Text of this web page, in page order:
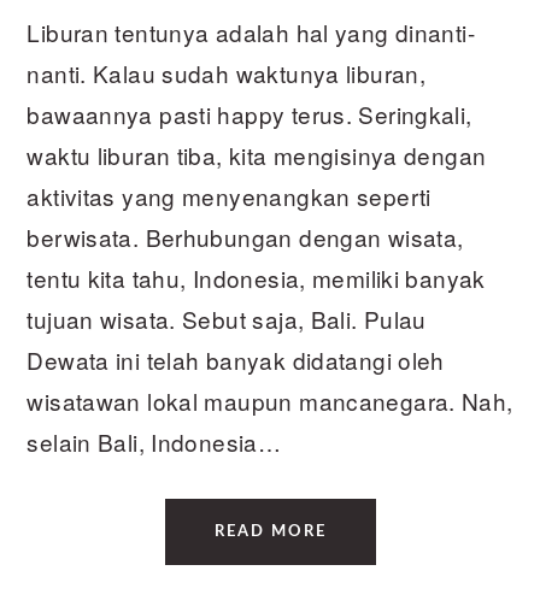
Liburan tentunya adalah hal yang dinanti-
nanti. Kalau sudah waktunya liburan,
bawaannya pasti happy terus. Seringkali,
waktu liburan tiba, kita mengisinya dengan
aktivitas yang menyenangkan seperti
berwisata. Berhubungan dengan wisata,
tentu kita tahu, Indonesia, memiliki banyak
tujuan wisata. Sebut saja, Bali. Pulau
Dewata ini telah banyak didatangi oleh
wisatawan lokal maupun mancanegara. Nah,
selain Bali, Indonesia…
READ MORE